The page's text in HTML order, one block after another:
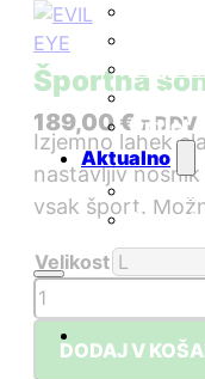
Nega
Darilni
Outlet
Aktualno
Športna
189,00€ z DDV
Izjemno lahek
nastavljiv
vsak šport.
Velikost
Športna
sončna
očalaDODAJ V